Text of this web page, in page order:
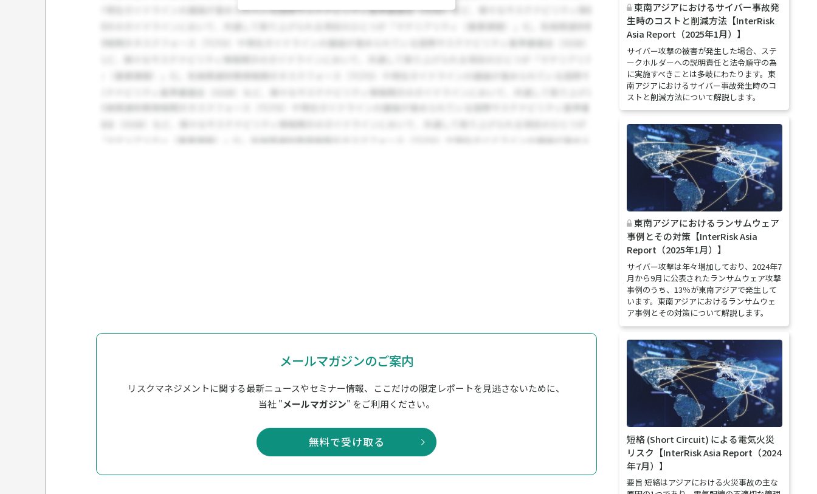
メールマガジンのご案内
リスクマネジメントに関する最新ニュースやセミナー情報、ここだけの限定レポートを見逃さないために、
当社 "メールマガジン" をご利用ください。
無料で受け取る
東南アジアにおけるサイバー事故発
生時のコストと削減方法【InterRisk
Asia Report（2025年1月）】
サイバー攻撃の被害が発生した場合、ステ
ークホルダーへの説明責任と法令順守の為
に実施すべきことは多岐にわたります。東
南アジアにおけるサイバー事故発生時のコ
ストと削減方法について解説します。
東南アジアにおけるランサムウェア
事例とその対策【InterRisk Asia
Report（2025年1月）】
サイバー攻撃は年々増加しており、2024年7
月から9月に公表されたランサムウェア攻撃
事例のうち、13％が東南アジアで発生して
います。東南アジアにおけるランサムウェ
ア事例とその対策について解説します。
短絡 (Short Circuit) による電気火災
リスク【InterRisk Asia Report（2024
年7月）】
要旨 短絡はアジアにおける火災事故の主な